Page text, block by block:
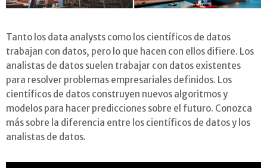
Tanto los data analysts como los científicos de datos
trabajan con datos, pero lo que hacen con ellos difiere. Los
analistas de datos suelen trabajar con datos existentes
para resolver problemas empresariales definidos. Los
científicos de datos construyen nuevos algoritmos y
modelos para hacer predicciones sobre el futuro. Conozca
más sobre la diferencia entre los científicos de datos y los
analistas de datos.